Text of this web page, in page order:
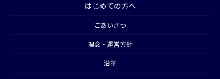
はじめての方へ
ごあいさつ
理念・運営方針
沿革